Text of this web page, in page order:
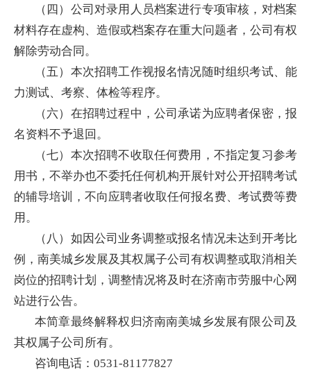
（四）公司对录用人员档案进行专项审核，对档案
材料存在虚构、造假或档案存在重大问题者，公司有权
解除劳动合同。
（五）本次招聘工作视报名情况随时组织考试、能
力测试、考察、体检等程序。
（六）在招聘过程中，公司承诺为应聘者保密，报
名资料不予退回。
（七）本次招聘不收取任何费用，不指定复习参考
用书，不举办也不委托任何机构开展针对公开招聘考试
的辅导培训，不向应聘者收取任何报名费、考试费等费
用。
（八）如因公司业务调整或报名情况未达到开考比
例，南美城乡发展及其权属子公司有权调整或取消相关
岗位的招聘计划，调整情况将及时在济南市劳服中心网
站进行公告。
本简章最终解释权归济南南美城乡发展有限公司及
其权属子公司所有。
咨询电话：0531-81177827